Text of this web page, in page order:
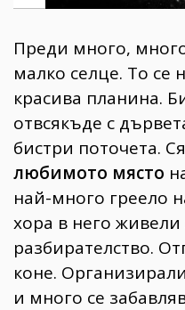
389
Gentlemen
Wellness
1817
ПОСЛЕДВАЙТЕ
НИ
Преди много,
малко селце. То се
красива планина.
отвсякъде с
бистри поточета.
любимото място
най-много греело
хора в него
разбирателство.
коне.
и много се